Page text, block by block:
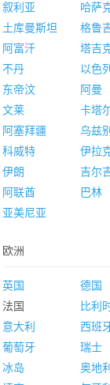
叙利亚
哈萨
土库曼斯坦
格鲁
阿富汗
塔吉
不丹
以色列
东帝汶
阿曼
文莱
卡塔
阿塞拜疆
乌兹
科威特
伊拉
伊朗
吉尔
阿联酋
巴林
亚美尼亚
欧洲
英国
德国
法国
比利
意大利
西班
葡萄牙
瑞士
冰岛
奥地利